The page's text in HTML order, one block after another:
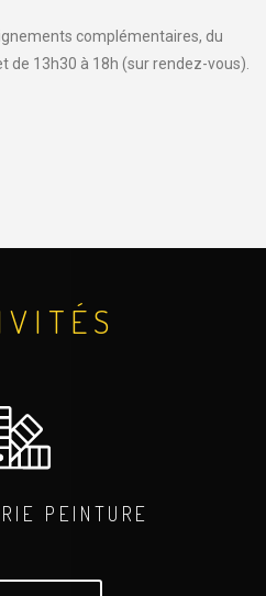
complémentaires, du
de 13h30 à 18h (sur rendez-vous).
PEINTURE